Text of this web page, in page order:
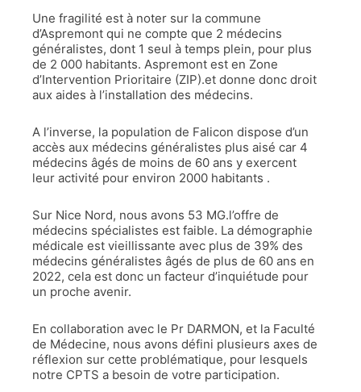
Une fragilité est à noter sur la commune
d’Aspremont qui ne compte que 2 médecins
généralistes, dont 1 seul à temps plein, pour plus
de 2 000 habitants. Aspremont est en Zone
d’Intervention Prioritaire (ZIP).et donne donc droit
aux aides à l’installation des médecins.
A l’inverse, la population de Falicon dispose d’un
accès aux médecins généralistes plus aisé car 4
médecins âgés de moins de 60 ans y exercent
leur activité pour environ 2000 habitants .
Sur Nice Nord, nous avons 53 MG.l’offre de
médecins spécialistes est faible. La démographie
médicale est vieillissante avec plus de 39% des
médecins généralistes âgés de plus de 60 ans en
2022, cela est donc un facteur d’inquiétude pour
un proche avenir.
En collaboration avec le Pr DARMON, et la Faculté
de Médecine, nous avons défini plusieurs axes de
réflexion sur cette problématique, pour lesquels
notre CPTS a besoin de votre participation.